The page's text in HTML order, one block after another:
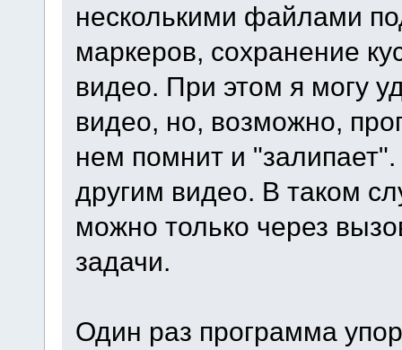
несколькими файлами
маркеров, сохранение
видео. При этом я могу
видео, но, возможно,
нем помнит и
другим видео. В таком
можно только через
задачи.
Один раз программа